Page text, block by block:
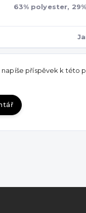
63% polyester,
příspěvek k této